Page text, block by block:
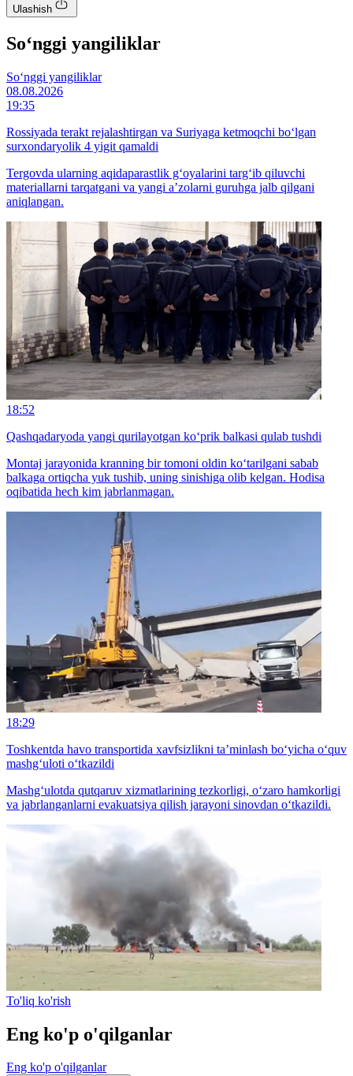
Ulashish
So‘nggi yangiliklar
So‘nggi yangiliklar
08.08.2026
19:35
Rossiyada terakt rejalashtirgan va Suriyaga ketmoqchi bo‘lgan
surxondaryolik 4 yigit qamaldi
Tergovda ularning aqidaparastlik g‘oyalarini targ‘ib qiluvchi
materiallarni tarqatgani va yangi a’zolarni guruhga jalb qilgani
aniqlangan.
18:52
Qashqadaryoda yangi qurilayotgan ko‘prik balkasi qulab tushdi
Montaj jarayonida kranning bir tomoni oldin ko‘tarilgani sabab
balkaga ortiqcha yuk tushib, uning sinishiga olib kelgan. Hodisa
oqibatida hech kim jabrlanmagan.
18:29
Toshkentda havo transportida xavfsizlikni ta’minlash bo‘yicha o‘quv
mashg‘uloti o‘tkazildi
Mashg‘ulotda qutqaruv xizmatlarining tezkorligi, o‘zaro hamkorligi
va jabrlanganlarni evakuatsiya qilish jarayoni sinovdan o‘tkazildi.
To'liq ko'rish
Eng ko'p o'qilganlar
Eng ko'p o'qilganlar